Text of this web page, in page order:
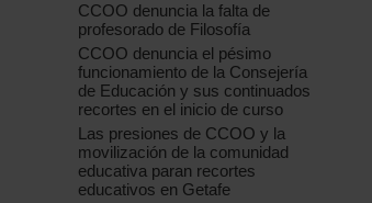
CCOO denuncia la falta de
profesorado de Filosofía
CCOO denuncia el pésimo
funcionamiento de la Consejería
de Educación y sus continuados
recortes en el inicio de curso
Las presiones de CCOO y la
movilización de la comunidad
educativa paran recortes
educativos en Getafe